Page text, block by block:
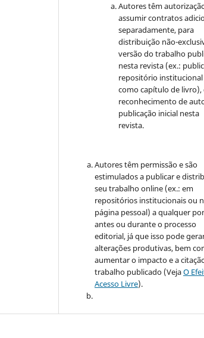
Autores têm
assumir contratos
separadamente, para
distribuição não-
versão do trabalho
nesta revista (ex.:
repositório institucional
como capítulo de livro),
reconhecimento de
publicação inicial nesta
revista.
Autores têm permissão e são
estimulados a publicar e
seu trabalho online (ex.: em
repositórios institucionais ou
página pessoal) a qualquer
antes ou durante o processo
editorial, já que isso pode
alterações produtivas, bem
aumentar o impacto e a
trabalho publicado (VejaO
Acesso Livre).